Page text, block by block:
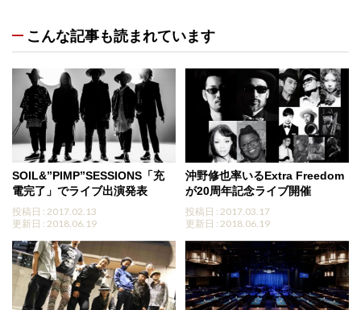
こんな記事も読まれています
SOIL&”PIMP”SESSIONS「充
電完了」でライブ出演発表
投稿日 : 2017.02.13
更新日 : 2018.06.19
沖野修也率いるExtra Freedom
が20周年記念ライブ開催
投稿日 : 2017.03.17
更新日 : 2018.06.19